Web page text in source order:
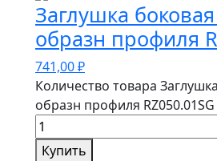
Заглушка
образн профиля
741,00₽
Количество товара
образн профиля RZ050.01SG
Купить